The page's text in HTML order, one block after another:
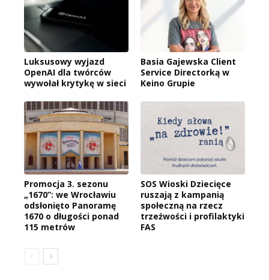
Luksusowy wyjazd
OpenAI dla twórców
wywołał krytykę w sieci
Basia Gajewska Client
Service Directorką w
Keino Grupie
Promocja 3. sezonu
„1670”: we Wrocławiu
odsłonięto Panoramę
1670 o długości ponad
115 metrów
SOS Wioski Dziecięce
ruszają z kampanią
społeczną na rzecz
trzeźwości i profilaktyki
FAS